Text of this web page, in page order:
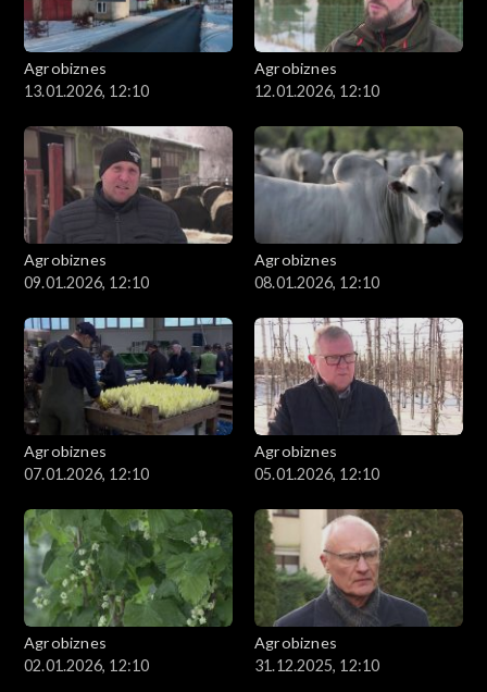
Agrobiznes
13.01.2026, 12:10
Agrobiznes
12.01.2026, 12:10
Agrobiznes
09.01.2026, 12:10
Agrobiznes
08.01.2026, 12:10
Agrobiznes
07.01.2026, 12:10
Agrobiznes
05.01.2026, 12:10
Agrobiznes
02.01.2026, 12:10
Agrobiznes
31.12.2025, 12:10